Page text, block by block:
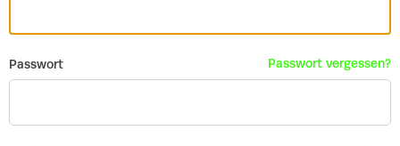
Passwort Passwort vergessen?